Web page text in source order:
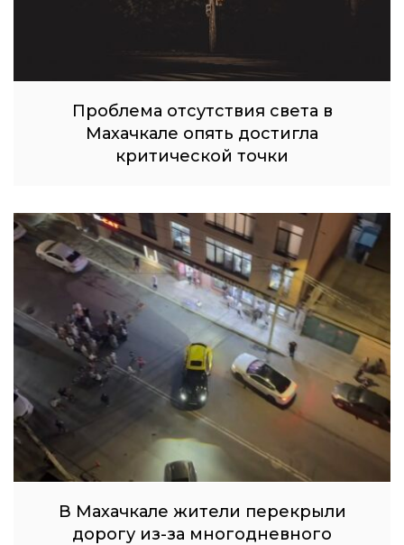
Проблема отсутствия света в
Махачкале опять достигла
критической точки
В Махачкале жители перекрыли
дорогу из-за многодневного